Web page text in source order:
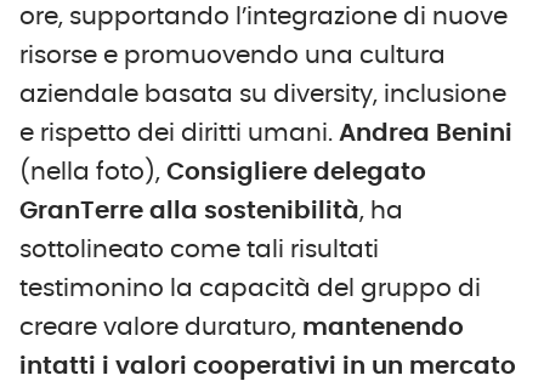
ore, supportando l’integrazione di nuove
risorse e promuovendo una cultura
aziendale basata su diversity, inclusione
e rispetto dei diritti umani. Andrea Benini
(nella foto), Consigliere delegato
GranTerre alla sostenibilità, ha
sottolineato come tali risultati
testimonino la capacità del gruppo di
creare valore duraturo, mantenendo
intatti i valori cooperativi in un mercato